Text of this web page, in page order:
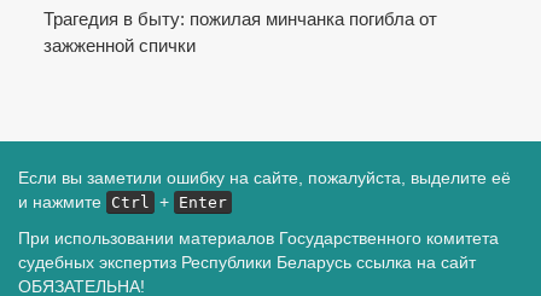
Трагедия в быту: пожилая минчанка погибла от
зажженной спички
Если вы заметили ошибку на сайте, пожалуйста, выделите её
и нажмите Ctrl + Enter
При использовании материалов Государственного комитета
судебных экспертиз Республики Беларусь ссылка на сайт
ОБЯЗАТЕЛЬНА!